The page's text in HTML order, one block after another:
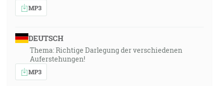
MP3
DEUTSCH
Thema: Richtige Darlegung der verschiedenen
Auferstehungen!
MP3